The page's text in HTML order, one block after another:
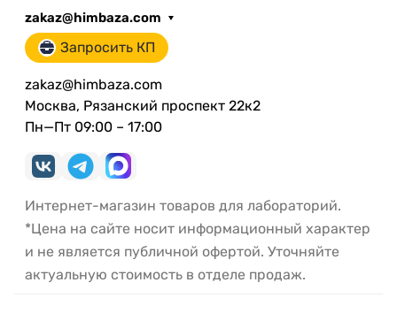
zakaz@himbaza.com
Запросить КП
zakaz@himbaza.com
Москва, Рязанский проспект 22к2
Пн—Пт 09:00 – 17:00
Интернет-магазин товаров для лабораторий.
*Цена на сайте носит информационный характер
и не является публичной офертой. Уточняйте
актуальную стоимость в отделе продаж.